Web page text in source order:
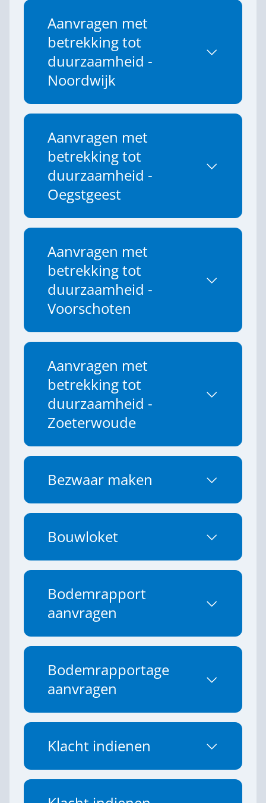
Aanvragen met
betrekking tot
duurzaamheid -
Noordwijk
Aanvragen met
betrekking tot
duurzaamheid -
Oegstgeest
Aanvragen met
betrekking tot
duurzaamheid -
Voorschoten
Aanvragen met
betrekking tot
duurzaamheid -
Zoeterwoude
Bezwaar maken
Bouwloket
Bodemrapport
aanvragen
Bodemrapportage
aanvragen
Klacht indienen